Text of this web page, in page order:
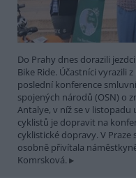
Do Prahy dnes dorazili
Bike Ride. Účastníci vyrazili
poslední konference
spojených národů (OSN) o
Antalye, v níž se v listopadu
cyklistů je dopravit na
cyklistické dopravy. V Praze
osobně přivítala
Komrsková.